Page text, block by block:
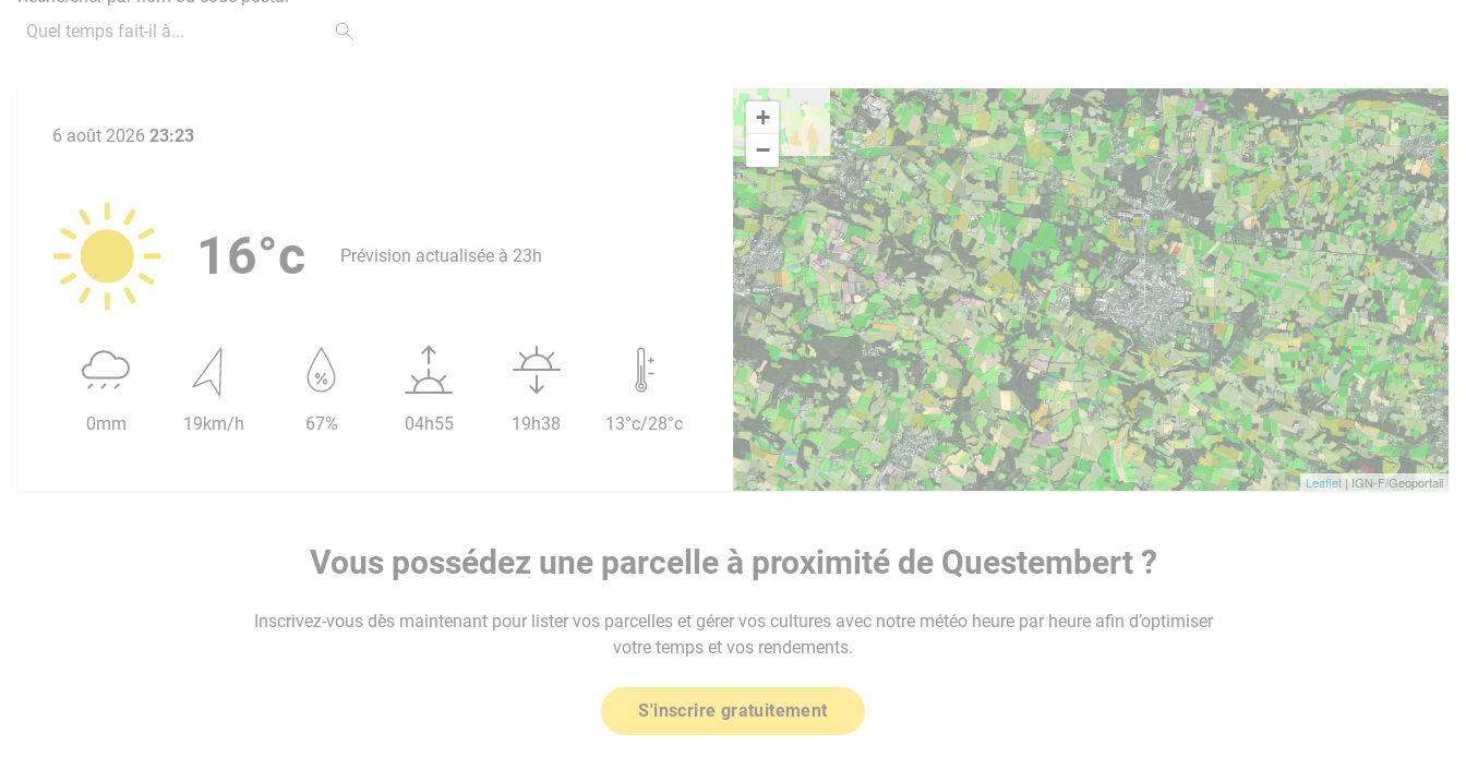
+
−
Leaflet | IGN-F/Geoportail
6 août 2026 23:23
16°c Prévision actualisée à 23h
0mm 19km/h 67% 04h55 19h38 13°c/28°c
Vous possédez une parcelle à proximité de Questembert ?
Inscrivez-vous dès maintenant pour lister vos parcelles et gérer vos cultures avec notre météo heure par heure afin d’optimiser
votre temps et vos rendements.
S'inscrire gratuitement